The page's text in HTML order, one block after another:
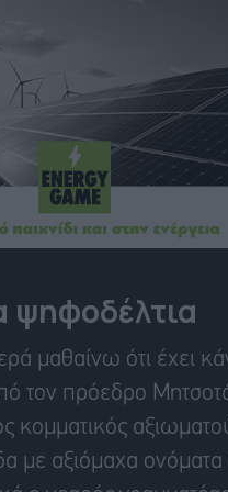
ψηφοδέλτια
μαθαίνω ότι έχει
τον πρόεδρο
κομματικός
με αξιόμαχα